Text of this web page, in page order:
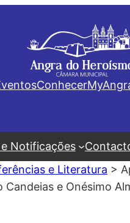
Conhecer
Notificações
e Literatura >
e Onésimo